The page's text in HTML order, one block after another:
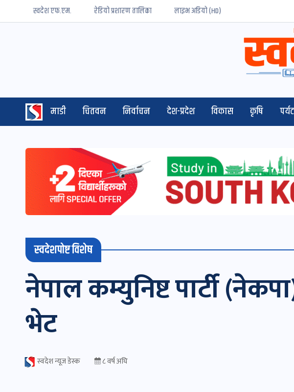
स्वदेश एफ.एम. रेडियो प्रशारण तालिका लाइभ अडियो (HD)
माडी चितवन निर्वाचन देश-प्रदेश विकास कृषि
स्वदेशपोष्ट विशेष
नेपाल कम्युनिष्ट पार्टी
भेट
स्वदेश न्यूज डेस्क ८ वर्ष अघि